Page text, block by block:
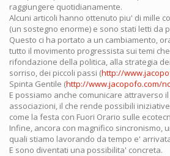
raggiungere quotidianamente.
Alcuni articoli hanno ottenuto piu' di mille
(un sostegno enorme) e sono stati letti da
Questo ci ha portato a un cambiamento,
tutto il movimento progressista sui temi
rifondazione della politica, alla strategia
sorriso, dei piccoli passi (http://
Spinta Gentile (http://www.jacopofo.com/
E possiamo anche comunicare attraverso
associazioni, il che rende possibili
come la festa con Fuori Orario sulle
Infine, ancora con magnifico sincronismo,
quali stiamo lavorando da tempo e'
E sono diventati una possibilita' concreta.